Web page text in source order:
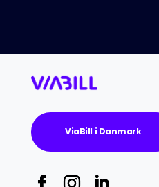
ViaBill i Danmark